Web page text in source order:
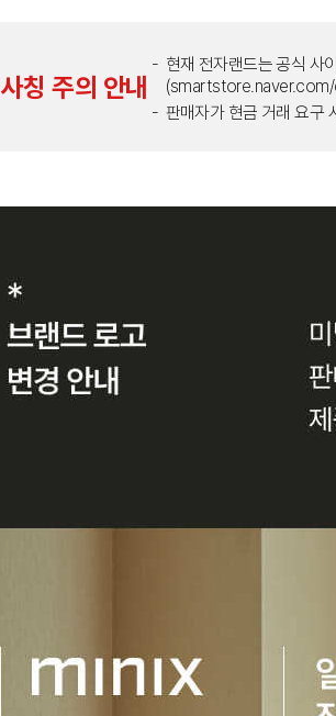
사칭 주의 안내
현재 전자랜드는 공식 사
(smartstore.naver.com/
판매자가 현금 거래 요구